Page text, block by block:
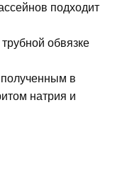
подходит
обвязке
в
натрия и